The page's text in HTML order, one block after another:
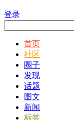
登录
首页
社区
圈子
发现
话题
图文
新闻
标签